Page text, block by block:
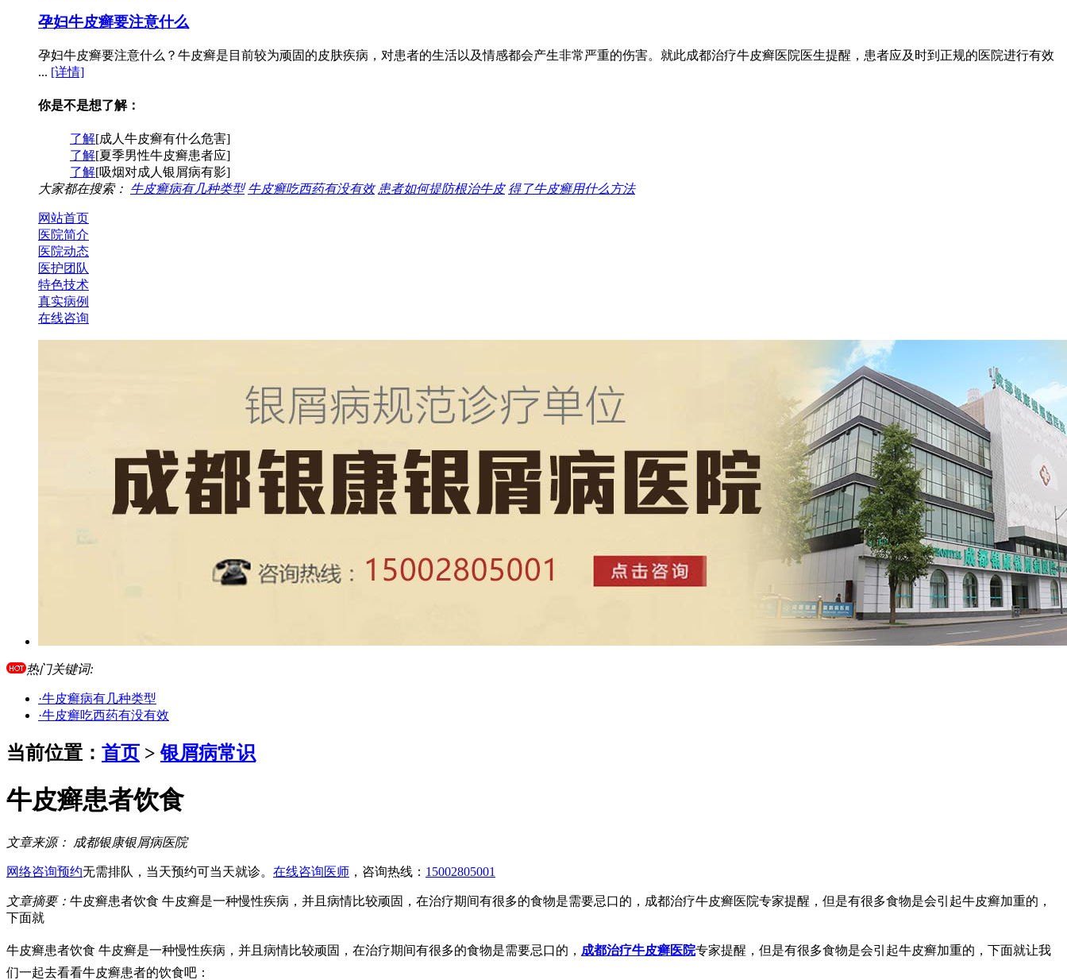
孕妇牛皮癣要注意什么
孕妇牛皮癣要注意什么？牛皮癣是目前较为顽固的皮肤疾病，对患者的生活以及情感都会产生非常严重的伤害。就此成都治疗牛皮癣医院医生提醒，患者应及时到正规的医院进行有效
... [详情]
你是不是想了解：
了解[成人牛皮癣有什么危害]
了解[夏季男性牛皮癣患者应]
了解[吸烟对成人银屑病有影]
大家都在搜索： 牛皮癣病有几种类型 牛皮癣吃西药有没有效 患者如何提防根治牛皮 得了牛皮癣用什么方法
网站首页
医院简介
医院动态
医护团队
特色技术
真实病例
在线咨询
热门关键词:
·牛皮癣病有几种类型
·牛皮癣吃西药有没有效
当前位置： 首页 >银屑病常识
牛皮癣患者饮食
文章来源： 成都银康银屑病医院
网络咨询预约无需排队，当天预约可当天就诊。 在线咨询医师 ，咨询热线： 15002805001
文章摘要： 牛皮癣患者饮食 牛皮癣是一种慢性疾病，并且病情比较顽固，在治疗期间有很多的食物是需要忌口的，成都治疗牛皮癣医院专家提醒，但是有很多食物是会引起牛皮癣加重的，
下面就
牛皮癣患者饮食 牛皮癣是一种慢性疾病，并且病情比较顽固，在治疗期间有很多的食物是需要忌口的， 成都治疗牛皮癣医院专家提醒，但是有很多食物是会引起牛皮癣加重的，下面就让我
们一起去看看牛皮癣患者的饮食吧：